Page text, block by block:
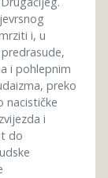
i, u
i pohlepnim
preko
nacističke
i
do